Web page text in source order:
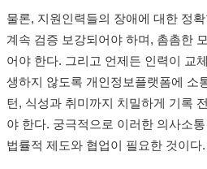
물론, 지원인력들의 장애에 대한 정
계속 검증 보강되어야 하며, 촘촘한
어야 한다. 그리고 언제든 인력이 교
생하지 않도록 개인정보플랫폼에 소
턴, 식성과 취미까지 치밀하게 기록
야 한다. 궁극적으로 이러한 의사소
법률적 제도와 협업이 필요한 것이다.